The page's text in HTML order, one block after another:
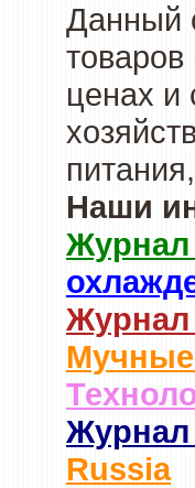
Данный
ценах и
Наши
Журнал
Журнал
Мучные
Журнал
Russia